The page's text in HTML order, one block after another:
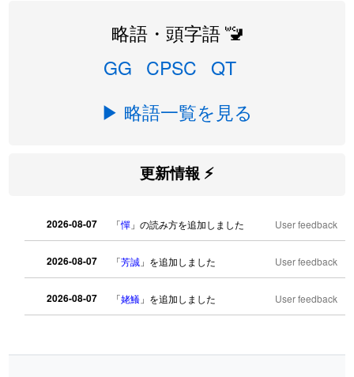
略語・頭字語 🚾
GG CPSC QT
▶ 略語一覧を見る
更新情報 ⚡
2026-08-07 「憚 」の読み方を追加しました User feedback
2026-08-07 「芳誠 」を追加しました User feedback
2026-08-07 「姥鱶 」を追加しました User feedback